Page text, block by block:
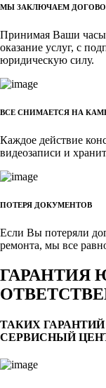
МЫ ЗАКЛЮЧАЕМ
Принимая Ваши часы
оказание услуг, с
юридическую силу.
ВСЕ СНИМАЕТСЯ НА
Каждое действие
видеозаписи и
ПОТЕРЯ ДОКУМЕНТОВ
Если Вы потеряли
ремонта, мы все
ГАРАНТИЯ
ТАКИХ
СЕРВИСНЫЙ